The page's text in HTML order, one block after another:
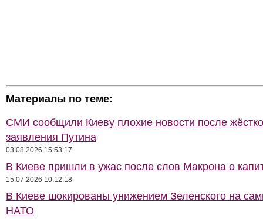
Материалы по теме:
СМИ сообщили Киеву плохие новости после
заявления Путина
03.08.2026 15:53:17
В Киеве пришли в ужас после слов Макрона о
15.07.2026 10:12:18
В Киеве шокированы унижением Зеленского на
НАТО